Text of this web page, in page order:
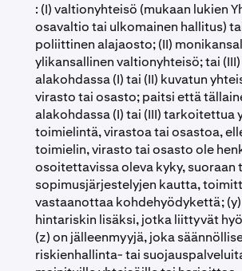
: (I) valtionyhteisö (mukaan lukien
osavaltio tai ulkomainen hallitus)
poliittinen alajaosto; (II)
ylikansallinen valtionyhteisö; tai
alakohdassa (I) tai (II) kuvatun
virasto tai osasto; paitsi että
alakohdassa (I) tai (III) tarkoitettua
toimielintä, virastoa tai osastoa,
toimielin, virasto tai osasto ole
osoitettavissa oleva kyky, suoraan
sopimusjärjestelyjen kautta,
vastaanottaa kohdehyödykettä;
hintariskin lisäksi, jotka liittyvät
(z) on jälleenmyyjä, joka
riskienhallinta- tai